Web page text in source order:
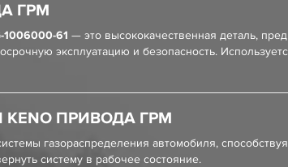
ГРМ
1006000-61 — это высококачественная деталь,
эксплуатацию и безопасность.
ПРИВОДА ГРМ
газораспределения автомобиля,
систему в рабочее состояние.